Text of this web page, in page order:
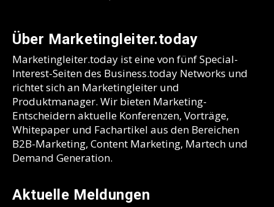
Über Marketingleiter.today
Marketingleiter.today ist eine von fünf Special-
Interest-Seiten des Business.today Networks und
richtet sich an Marketingleiter und
Produktmanager. Wir bieten Marketing-
Entscheidern aktuelle Konferenzen, Vorträge,
Whitepaper und Fachartikel aus den Bereichen
B2B-Marketing, Content Marketing, Martech und
Demand Generation.
Aktuelle Meldungen